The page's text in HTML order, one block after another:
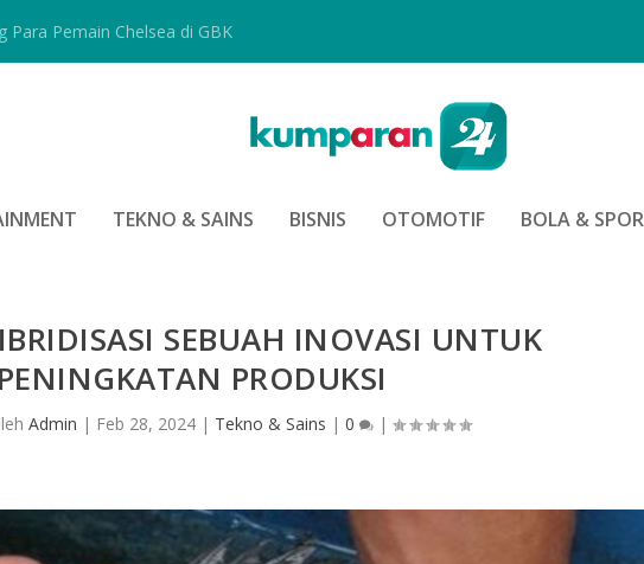
Pemain Chelsea di GBK
TEKNO & SAINS BISNIS OTOMOTIF BOLA &
SEBUAH INOVASI UNTUK
PENINGKATAN PRODUKSI
Admin | Feb 28, 2024 | Tekno & Sains |0 |